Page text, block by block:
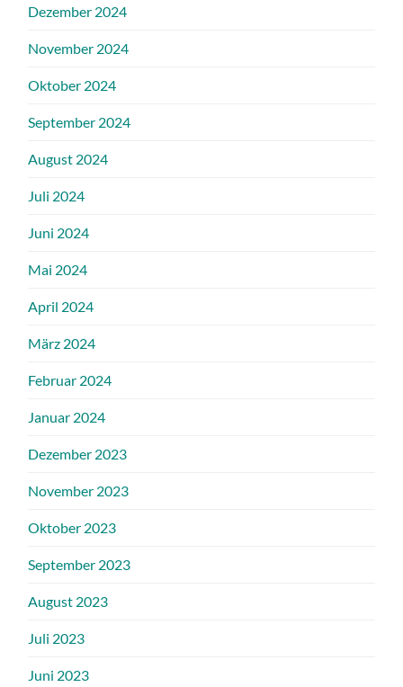
Dezember 2024
November 2024
Oktober 2024
September 2024
August 2024
Juli 2024
Juni 2024
Mai 2024
April 2024
März 2024
Februar 2024
Januar 2024
Dezember 2023
November 2023
Oktober 2023
September 2023
August 2023
Juli 2023
Juni 2023